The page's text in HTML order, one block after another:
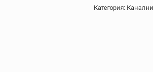
Категория: